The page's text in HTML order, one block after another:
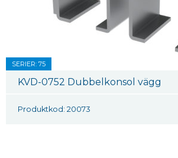
SERIER: 75
KVD-0752 Dubbelkonsol vägg
Produktkod: 20073